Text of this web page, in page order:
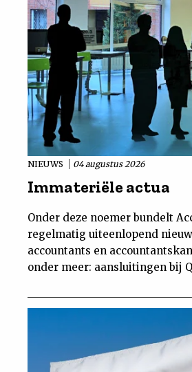
NIEUWS 04 augustus 2026
Immateriële actua
Onder deze noemer bundelt
regelmatig uiteenlopend
accountants en
onder meer: aansluitingen bij